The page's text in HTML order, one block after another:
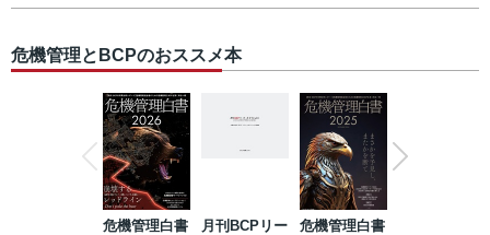
危機管理とBCPのおススメ本
危機管理白書
月刊BCPリー
危機管理白書